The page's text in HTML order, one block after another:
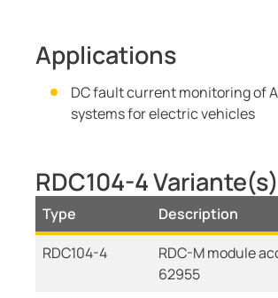
Applications
DC fault current monitoring of
systems for electric vehicles
RDC104-4 Variante(s)
Type
Description
RDC104-4
RDC-M module
62955